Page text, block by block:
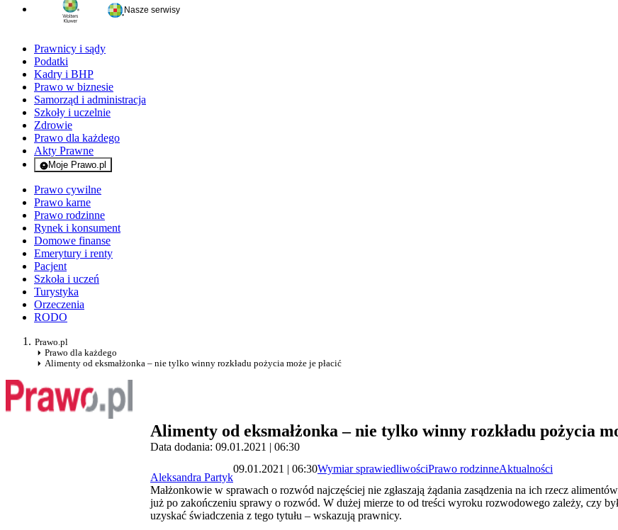
Nasze serwisy
Prawnicy i sądy
Podatki
Kadry i BHP
Prawo w biznesie
Samorząd i administracja
Szkoły i uczelnie
Zdrowie
Prawo dla każdego
Akty Prawne
Moje Prawo.pl
- rejestracja i logowanie do serwisu
Prawo cywilne
Prawo karne
Prawo rodzinne
Rynek i konsument
Domowe finanse
Emerytury i renty
Pacjent
Szkoła i uczeń
Turystyka
Orzeczenia
RODO
Prawo.pl
Prawo dla każdego
Alimenty od eksmałżonka – nie tylko winny rozkładu pożycia może je płacić
Alimenty od eksmałżonka – nie tylko winny rozkładu pożycia
Data dodania: 09.01.2021 | 06:30
Aleksandra Partyk
09.01.2021 | 06:30Wymiar sprawiedliwościPrawo rodzinneAktualności
Małżonkowie w sprawach o rozwód najczęściej nie zgłaszają żądania zasądzenia na ich rzecz
już po zakończeniu sprawy o rozwód. W dużej mierze to od treści wyroku rozwodowego zależy, czy
uzyskać świadczenia z tego tytułu – wskazują prawnicy.